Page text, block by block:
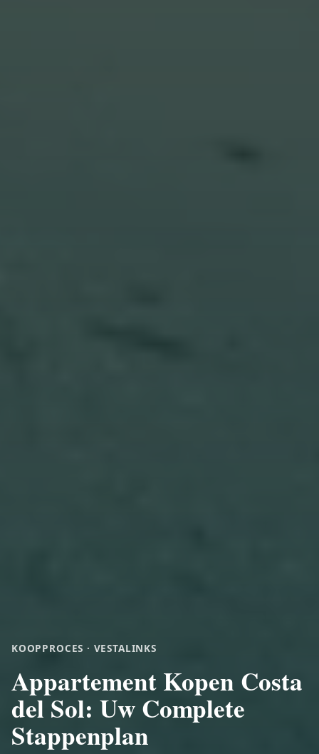
KOOPPROCES · VESTALINKS
Appartement Kopen Costa
del Sol: Uw Complete
Stappenplan